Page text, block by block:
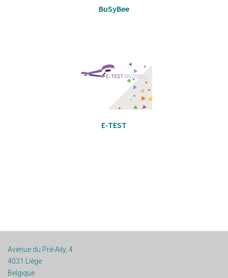
BuSyBee
E-TEST
Avenue du Pré-Aily, 4
4031 Liège
Belgique